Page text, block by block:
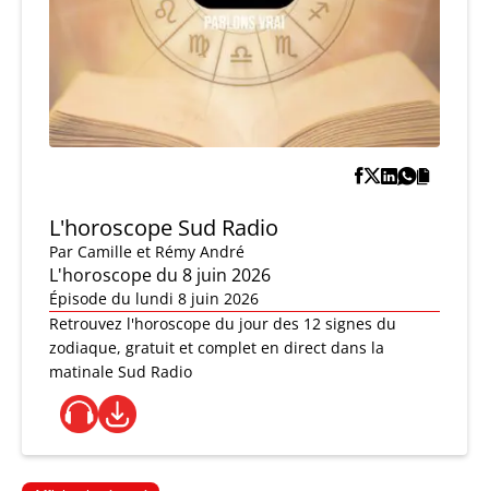
L'horoscope Sud Radio
Par Camille et Rémy André
L'horoscope du 8 juin 2026
Épisode du lundi 8 juin 2026
Retrouvez l'horoscope du jour des 12 signes du
zodiaque, gratuit et complet en direct dans la
matinale Sud Radio